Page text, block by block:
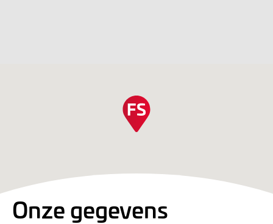
Onze gegevens